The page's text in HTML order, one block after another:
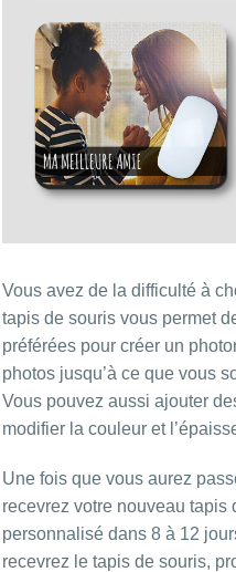
Vous avez de la difficulté à
tapis de souris vous permet
préférées pour créer un
photos jusqu’à ce que vous
Vous pouvez aussi ajouter
modifier la couleur et
Une fois que vous aurez
recevrez votre nouveau tapis
personnalisé dans 8 à 12
recevrez le tapis de souris,